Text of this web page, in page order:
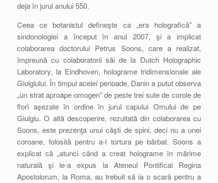
deja în jurul anului 550.
Ceea ce botanistul defineşte ca „era holografică” a
sindonologiei a început în anul 2007, şi a implicat
colaborarea doctorului Petrus Soons, care a realizat,
împreună cu colaboratorii săi de la Dutch Holographic
Laboratory, la Eindhoven, holograme tridimensionale ale
Giulgiului. În timpul acelei perioade, Danin a putut observa
„un strat aproape omogen” de peste trei sute de corole de
flori aşezate în ordine în jurul capului Omului de pe
Giulgiu. O altă descoperire, rezultată din colaborarea cu
Soons, este prezenţa unui căşti de spini, deci nu a unei
coroane, folosită pentru a-l tortura pe bărbat. Soons a
explicat că „atunci când a creat holograme în mărime
naturală şi le-a expus la Ateneul Pontifical Regina
Apostolorum, la Roma, au trebuit să ia o scară pentru a